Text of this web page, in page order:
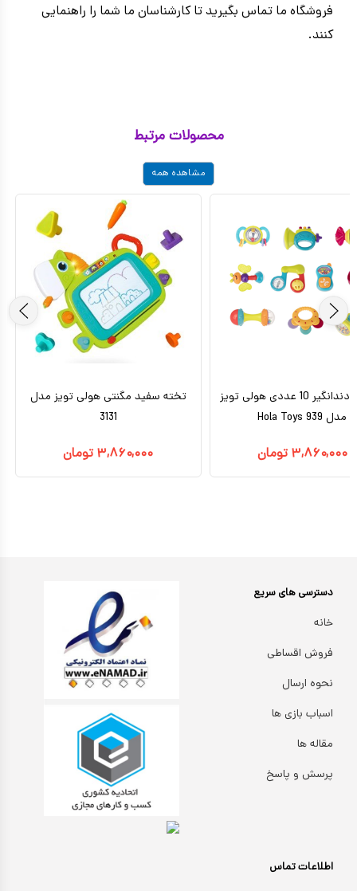
فروشگاه ما تماس بگیرید تا کارشناسان ما شما را راهنمایی
کنند.
محصولات مرتبط
مشاهده همه
تخته سفید مگنتی هولی تویز مدل
3131
۳,۸۶۰,۰۰۰تومان
جغجغه دندانگیر 10 عددی هولی تویز
مدل 939 Hola Toys
۳,۸۶۰,۰۰۰ تومان
اطلاعات تماس
دسترسی های سریع
خانه
فروش اقساطی
نحوه ارسال
اسباب بازی ها
مقاله ها
پرسش و پاسخ